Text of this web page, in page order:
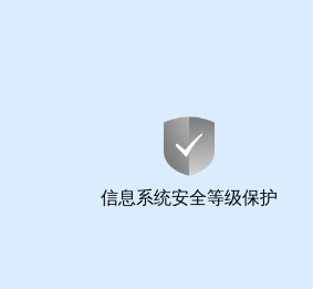
信息系统安全等级保护